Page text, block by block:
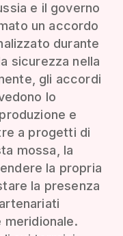
e il governo
un accordo
durante
sicurezza nella
gli accordi
lo
e
a progetti di
mossa, la
la propria
la presenza